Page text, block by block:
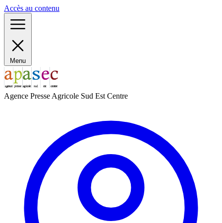
Accès au contenu
Menu
Agence Presse Agricole Sud Est Centre
Panneau de gestion des cookies